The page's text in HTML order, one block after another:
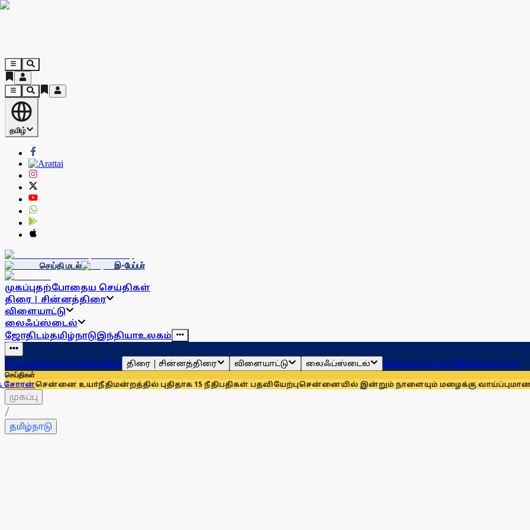
தமிழ்
செய்தி மடல் இ-பேப்பர்
முகப்புதற்போதைய செய்திகள்
திரை | சின்னத்திரை
விளையாட்டு
லைஃப்ஸ்டைல்
ஜோதிடம்தமிழ்நாடுஇந்தியாஉலகம்
முகப்புதற்போதைய செய்திகள் திரை | சின்னத்திரை விளையாட்டு லைஃப்ஸ்டைல் ஜோதிடம்தமிழ்நாடுஇந்தியாஉலகம்
செய்திகள்
உயா்நீதிமன்றத்தில் புதிதாக 15 நீதிபதிகள் பதவியேற்புசென்னையில் இன்றும் நாளையும் மழைக்கு வாய்ப்புமாணவர்களுக்காக
முகப்பு
/
தமிழ்நாடு